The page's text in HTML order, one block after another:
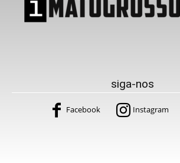
siga-nos
Facebook Instagram